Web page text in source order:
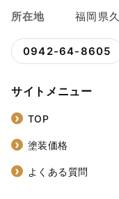
所在地
福岡県
0942-64-8605
サイトメニュー
TOP
塗装価格
よくある質問